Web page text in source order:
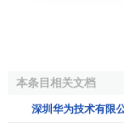
经发展成为国内、
年8月9日，华为正
本条目相关文档
深圳华为技术有限